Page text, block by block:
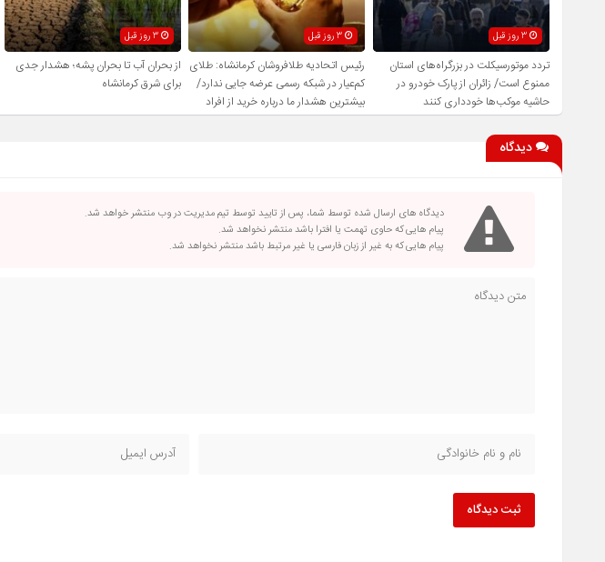
3 روز قبل
تردد موتورسیکلت در بزرگراه‌های استان
ممنوع است/ زائران از پارک خودرو در
حاشیه موکب‌ها خودداری کنند
3 روز قبل
رئیس اتحادیه طلافروشان کرمانشاه: طلای
کم‌عیار در شبکه رسمی عرضه جایی ندارد/
بیشترین هشدار ما درباره خرید از افراد
فاقد صلاحیت است
3 روز قبل
از بحران آب تا بحران پشه؛ هشدار جدی
برای شرق کرمانشاه
دیدگاه
دیدگاه های ارسال شده توسط شما، پس از تایید توسط تیم مدیریت در وب منتشر خواهد شد.
پیام هایی که حاوی تهمت یا افترا باشد منتشر نخواهد شد.
پیام هایی که به غیر از زبان فارسی یا غیر مرتبط باشد منتشر نخواهد شد.
ثبت دیدگاه